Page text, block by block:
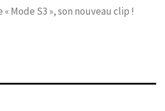
Mode S3 », son nouveau clip !